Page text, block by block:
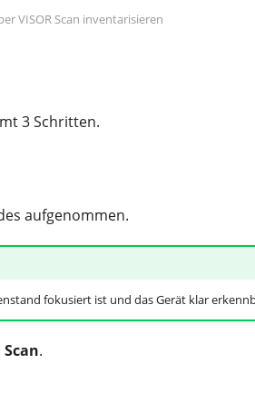
VISOR Scan inventarisieren
3 Schritten.
aufgenommen.
fokusiert ist und das Gerät klar
Scan.